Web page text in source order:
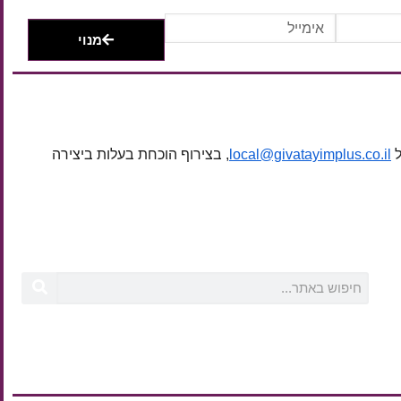
מנוי
local@givatayimplus.co.il , בצירוף הוכחת בעלות ביצירה